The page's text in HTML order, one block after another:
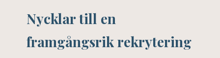
Nycklar till en
framgångsrik rekrytering